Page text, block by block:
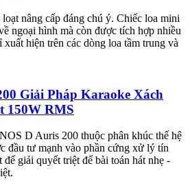
nâng cấp đáng chú ý. Chiếc loa mini
ngoại hình mà còn được tích hợp nhiều
hiện trên các dòng loa tầm trung và
Giải Pháp Karaoke Xách
150W RMS
D Auris 200 thuộc phân khúc thế hệ
đầu tư mạnh vào phần cứng xử lý tín
để giải quyết triệt để bài toán hát nhẹ -